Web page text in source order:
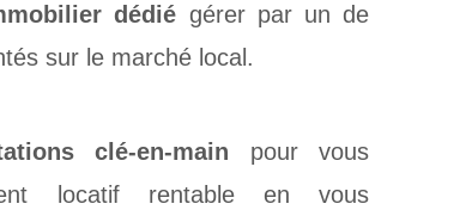
dédié gérer par un de
sur le marché local.
clé-en-main pour vous
locatif rentable en vous